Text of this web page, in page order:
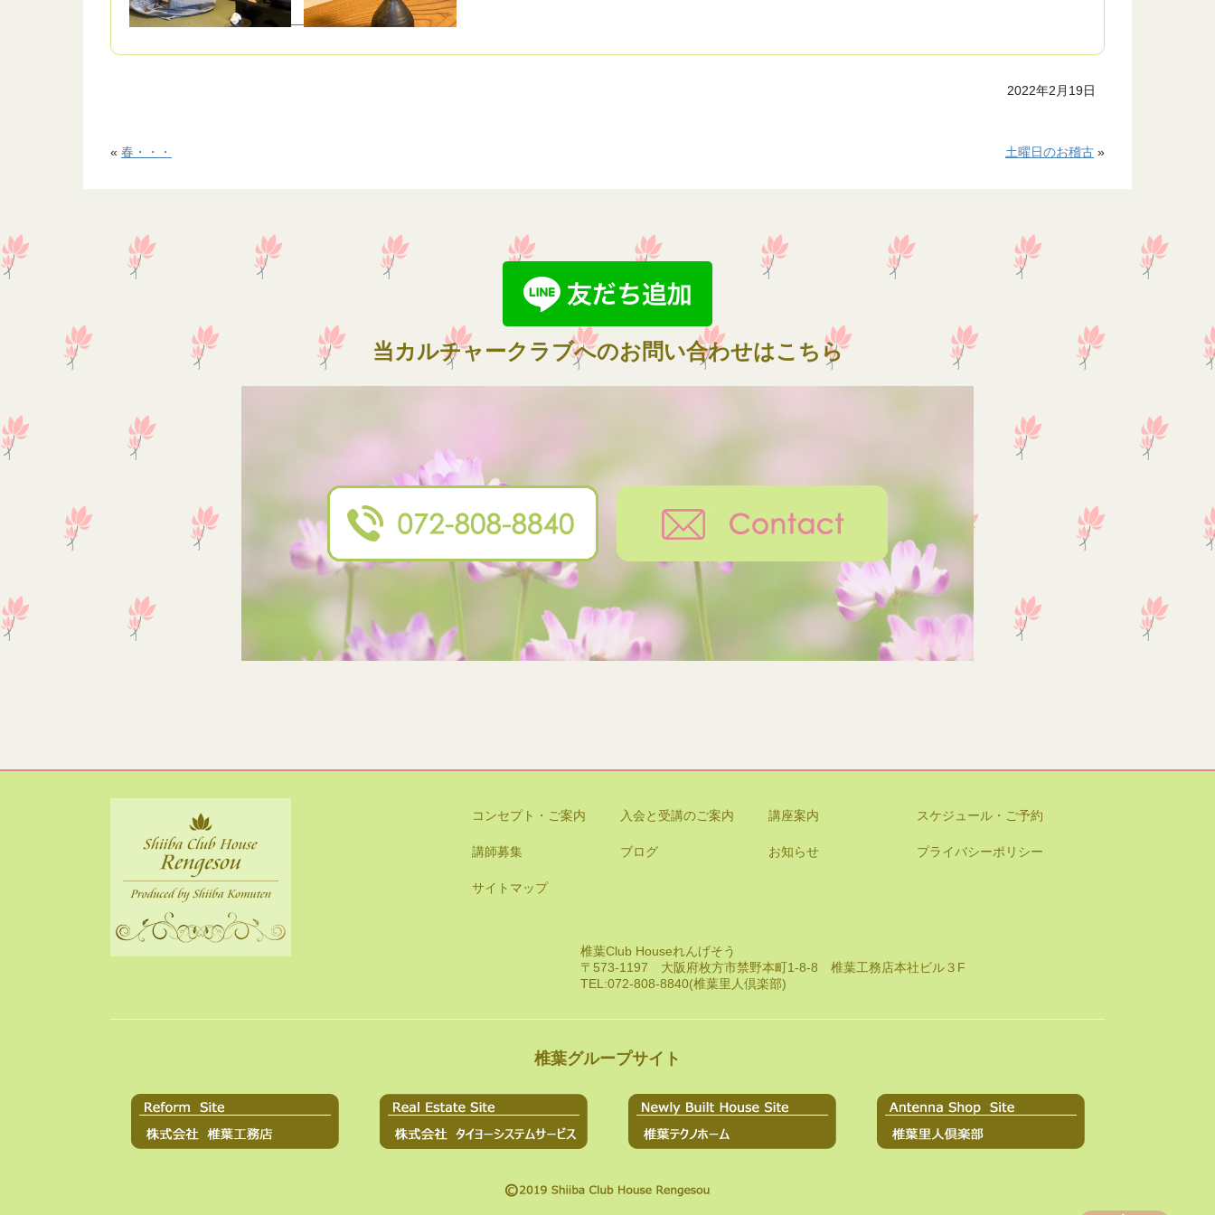
2022年2月19日
土曜日のお稽古 »
« 春・・・
当カルチャークラブへのお問い合わせはこちら
コンセプト・ご案内 入会と受講のご案内 講座案内 スケジュール・ご予約
講師募集 ブログ お知らせ プライバシーポリシー
サイトマップ
椎葉Club Houseれんげそう
〒573-1197 大阪府枚方市禁野本町1-8-8 椎葉工務店本社ビル３F
TEL:072-808-8840(椎葉里人倶楽部)
椎葉グループサイト